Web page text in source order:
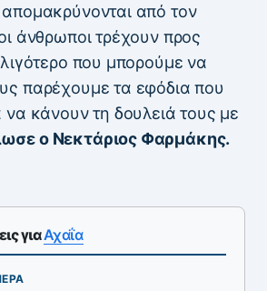
από τον
άνθρωποι τρέχουν προς
λιγότερο που μπορούμε να
παρέχουμε τα εφόδια που
να κάνουν τη δουλειά τους με
ο Νεκτάριος Φαρμάκης.
γιαΑχαΐα